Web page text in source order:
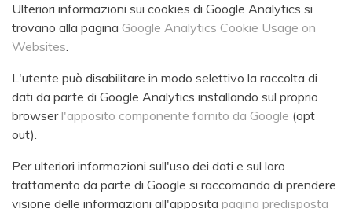
Ulteriori informazioni sui cookies di Google Analytics si
trovano alla pagina Google Analytics Cookie Usage on
Websites.
L'utente può disabilitare in modo selettivo la raccolta di
dati da parte di Google Analytics installando sul proprio
browserl'apposito componente fornito da Google (opt
out).
Per ulteriori informazioni sull'uso dei dati e sul loro
trattamento da parte di Google si raccomanda di prendere
visione delle informazioni all'apposita pagina predisposta